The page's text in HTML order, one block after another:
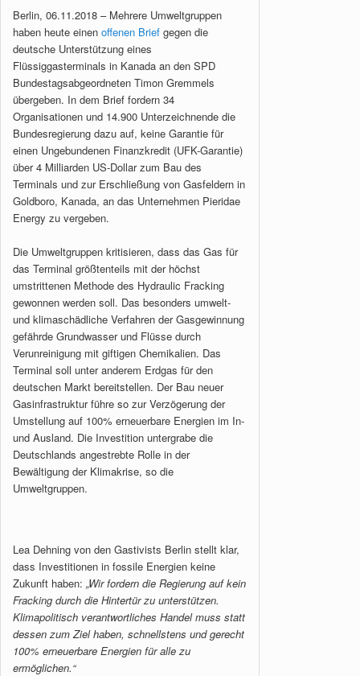
Berlin, 06.11.2018 – Mehrere Umweltgruppen
haben heute einen offenen Brief gegen die
deutsche Unterstützung eines
Flüssiggasterminals in Kanada an den SPD
Bundestagsabgeordneten Timon Gremmels
übergeben. In dem Brief fordern 34
Organisationen und 14.900 Unterzeichnende die
Bundesregierung dazu auf, keine Garantie für
einen Ungebundenen Finanzkredit (UFK-Garantie)
über 4 Milliarden US-Dollar zum Bau des
Terminals und zur Erschließung von Gasfeldern in
Goldboro, Kanada, an das Unternehmen Pieridae
Energy zu vergeben.
Die Umweltgruppen kritisieren, dass das Gas für
das Terminal größtenteils mit der höchst
umstrittenen Methode des Hydraulic Fracking
gewonnen werden soll. Das besonders umwelt-
und klimaschädliche Verfahren der Gasgewinnung
gefährde Grundwasser und Flüsse durch
Verunreinigung mit giftigen Chemikalien. Das
Terminal soll unter anderem Erdgas für den
deutschen Markt bereitstellen. Der Bau neuer
Gasinfrastruktur führe so zur Verzögerung der
Umstellung auf 100% erneuerbare Energien im In-
und Ausland. Die Investition untergrabe die
Deutschlands angestrebte Rolle in der
Bewältigung der Klimakrise, so die
Umweltgruppen.
Lea Dehning von den Gastivists Berlin stellt klar,
dass Investitionen in fossile Energien keine
Zukunft haben: „Wir fordern die Regierung auf kein
Fracking durch die Hintertür zu unterstützen.
Klimapolitisch verantwortliches Handel muss statt
dessen zum Ziel haben, schnellstens und gerecht
100% erneuerbare Energien für alle zu
ermöglichen.“